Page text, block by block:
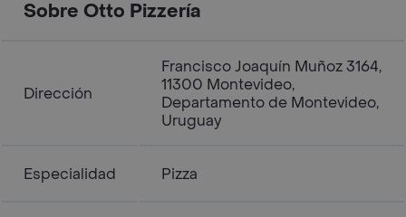
Sobre Otto Pizzería
Dirección
Francisco Joaquín Muñoz 3164,
11300 Montevideo,
Departamento de Montevideo,
Uruguay
Especialidad Pizza